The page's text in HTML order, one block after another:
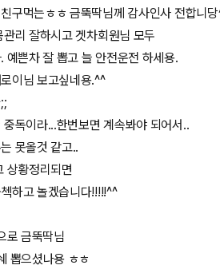
구먹는ㅎㅎ 금뚝딱님께 감사인사 전합니
관리 잘하시고 겟차회원님 모두
예쁜차 잘 뽑고 늘 안전운전 하세용.
이님 보고싶네용.^^
중독이라...한번보면 계속봐야 되어서..
못올것 같고..
상황정리되면
하고 놀겠습니다!!!!!^^
로 금뚝딱님
뽑으셨나용 ㅎㅎ